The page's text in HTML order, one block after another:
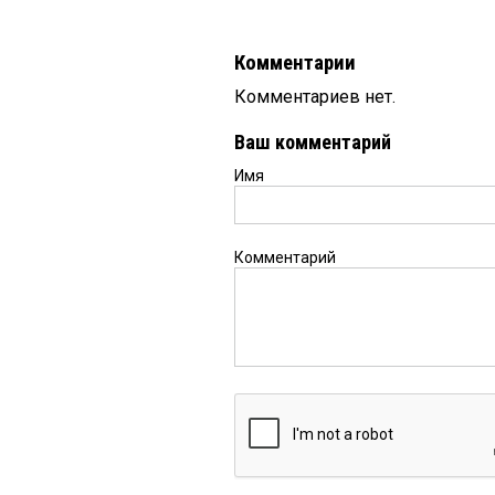
Комментарии
Комментариев нет.
Ваш комментарий
Имя
Комментарий